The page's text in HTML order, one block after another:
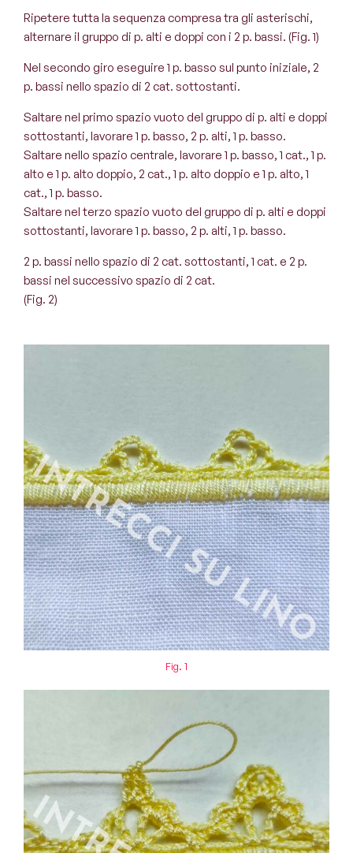
Ripetere tutta la sequenza compresa tra gli asterischi,
alternare il gruppo di p. alti e doppi con i 2 p. bassi. (Fig. 1)
Nel secondo giro eseguire 1 p. basso sul punto iniziale, 2
p. bassi nello spazio di 2 cat. sottostanti.
Saltare nel primo spazio vuoto del gruppo di p. alti e doppi
sottostanti, lavorare 1 p. basso, 2 p. alti, 1 p. basso.
Saltare nello spazio centrale, lavorare 1 p. basso, 1 cat., 1 p.
alto e 1 p. alto doppio, 2 cat., 1 p. alto doppio e 1 p. alto, 1
cat., 1 p. basso.
Saltare nel terzo spazio vuoto del gruppo di p. alti e doppi
sottostanti, lavorare 1 p. basso, 2 p. alti, 1 p. basso.
2 p. bassi nello spazio di 2 cat. sottostanti, 1 cat. e 2 p.
bassi nel successivo spazio di 2 cat.
(Fig. 2)
Fig. 1